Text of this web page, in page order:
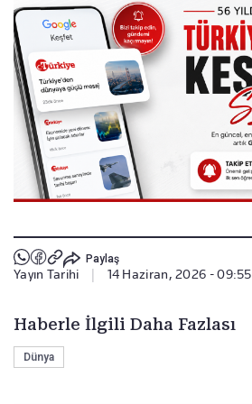
Paylaş
Yayın Tarihi 14 Haziran, 2026 - 09:55
Haberle İlgili Daha Fazlası
Dünya